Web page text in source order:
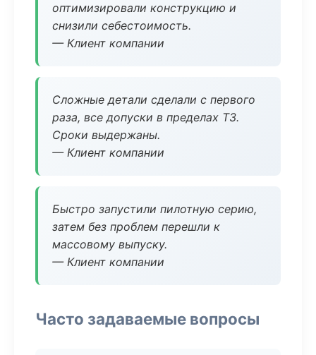
оптимизировали конструкцию и
снизили себестоимость.
— Клиент компании
Сложные детали сделали с первого
раза, все допуски в пределах ТЗ.
Сроки выдержаны.
— Клиент компании
Быстро запустили пилотную серию,
затем без проблем перешли к
массовому выпуску.
— Клиент компании
Часто задаваемые вопросы